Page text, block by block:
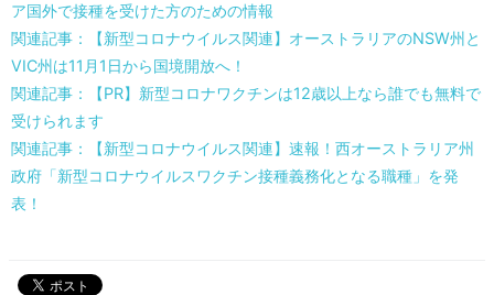
ア国外で接種を受けた方のための情報
関連記事：【新型コロナウイルス関連】オーストラリアのNSW州と
VIC州は11月1日から国境開放へ！
関連記事：【PR】新型コロナワクチンは12歳以上なら誰でも無料で
受けられます
関連記事：【新型コロナウイルス関連】速報！西オーストラリア州
政府「新型コロナウイルスワクチン接種義務化となる職種」を発
表！